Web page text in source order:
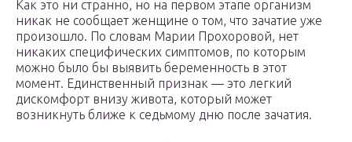
Как это ни странно, но на первом этапе организм
никак не сообщает женщине о том, что зачатие уже
произошло. По словам Марии Прохоровой, нет
никаких специфических симптомов, по которым
можно было бы выявить беременность в этот
момент. Единственный признак — это легкий
дискомфорт внизу живота, который может
возникнуть ближе к седьмому дню после зачатия.